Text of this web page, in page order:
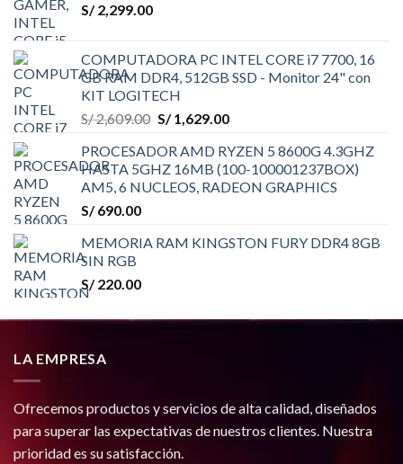
S/2,299.00
COMPUTADORA PC INTEL CORE i7 7700, 16
GB RAM DDR4, 512GB SSD - Monitor 24" con
KIT LOGITECH
S/2,609.00 El
original
era:
S/ 2,609.00.
S/1,629.00El
actual
es:
S/ 1,629.00.
PROCESADOR AMD RYZEN 5 8600G 4.3GHZ
HASTA 5GHZ 16MB (100-100001237BOX)
AM5, 6 NUCLEOS, RADEON GRAPHICS
S/690.00
MEMORIA RAM KINGSTON FURY DDR4 8GB
SIN RGB
S/220.00
LA EMPRESA
Ofrecemos productos y servicios de alta calidad, diseñados
para superar las expectativas de nuestros clientes. Nuestra
prioridad es su satisfacción.